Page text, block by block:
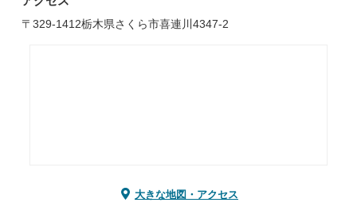
〒329-1412栃木県さくら市喜連川4347-2
大きな地図・アクセス